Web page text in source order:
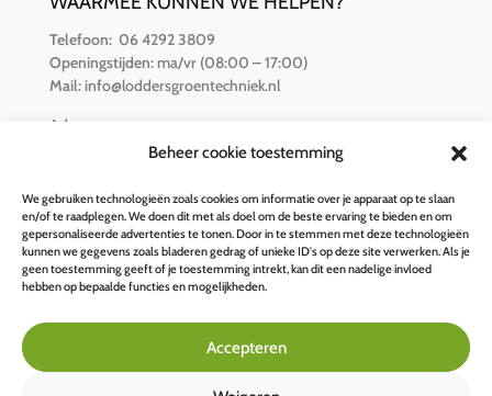
Beheer cookie toestemming
We gebruiken technologieën zoals cookies om informatie over je apparaat op te slaan
en/of te raadplegen. We doen dit met als doel om de beste ervaring te bieden en om
gepersonaliseerde advertenties te tonen. Door in te stemmen met deze technologieën
kunnen we gegevens zoals bladeren gedrag of unieke ID's op deze site verwerken. Als je
geen toestemming geeft of je toestemming intrekt, kan dit een nadelige invloed
hebben op bepaalde functies en mogelijkheden.
Accepteren
Telefoon: 06 4292 3809
Openingstijden:ma/vr (08:00 – 17:00)
Mail: info@loddersgroentechniek.nl
Adres:
Van der Hamlaan 16
BETALINGSOPTIES